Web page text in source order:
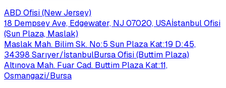
ABD Ofisi (New Jersey)
18 Dempsey Ave, Edgewater, NJ 07020, USAİstanbul Ofisi
(Sun Plaza, Maslak)
Maslak Mah. Bilim Sk. No:5 Sun Plaza Kat:19 D:45,
34398 Sarıyer/İstanbulBursa Ofisi (Buttim Plaza)
Altınova Mah. Fuar Cad. Buttim Plaza Kat:11,
Osmangazi/Bursa